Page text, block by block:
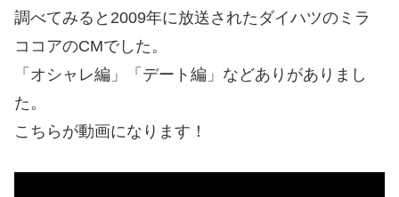
調べてみると2009年に放送されたダイハツのミラ
ココアのCMでした。
「オシャレ編」「デート編」などありがありまし
た。
こちらが動画になります！